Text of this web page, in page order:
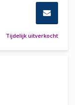
Tijdelijk uitverkocht